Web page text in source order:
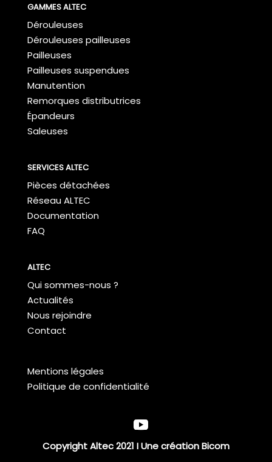
GAMMES ALTEC
Dérouleuses
Dérouleuses pailleuses
Pailleuses
Pailleuses suspendues
Manutention
Remorques distributrices
Épandeurs
Saleuses
SERVICES ALTEC
Pièces détachées
Réseau ALTEC
Documentation
FAQ
ALTEC
Qui sommes-nous ?
Actualités
Nous rejoindre
Contact
Mentions légales
Politique de confidentialité
Copyright Altec 2021 I Une créationBicom